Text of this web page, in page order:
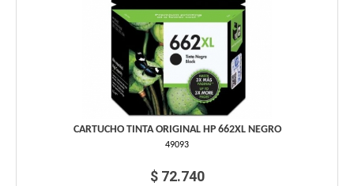
CARTUCHO TINTA ORIGINAL HP 662XL NEGRO
49093
$ 72.740